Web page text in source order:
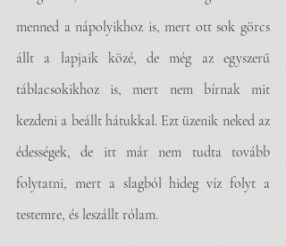
menned a nápolyikhoz is, mert ott sok görcs
állt a lapjaik közé, de még az egyszerű
táblacsokikhoz is, mert nem bírnak mit
kezdeni a beállt hátukkal. Ezt üzenik neked az
édességek, de itt már nem tudta tovább
folytatni, mert a slagból hideg víz folyt a
testemre, és leszállt rólam.